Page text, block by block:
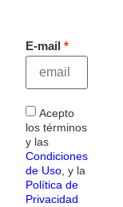
E-mail
Acepto
los términos
y las
Condiciones
de Uso, y la
Política de
Privacidad